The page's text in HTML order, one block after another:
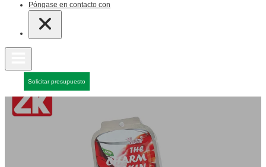
Póngase en contacto con
Solicitar presupuesto